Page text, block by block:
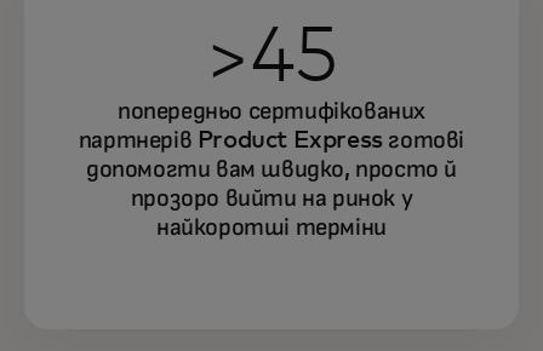
>45
попередньо сертифікованих
партнерів Product Express готові
допомогти вам швидко, просто й
прозоро вийти на ринок у
найкоротші терміни